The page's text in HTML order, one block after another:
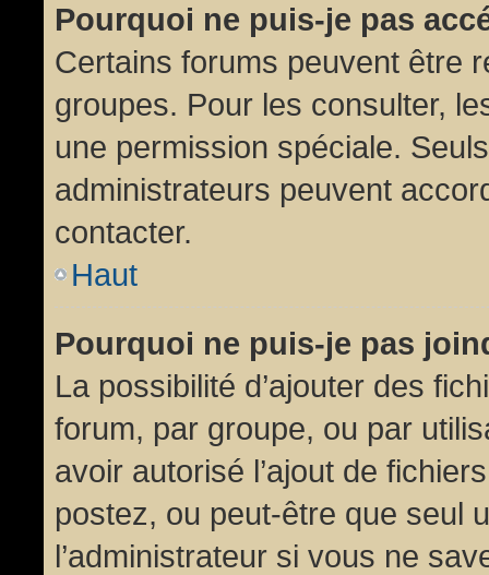
Pourquoi ne puis-je pas
Certains forums peuvent être
groupes. Pour les consulter,
une permission spéciale.
administrateurs peuvent
contacter.
Haut
Pourquoi ne puis-je pas
La possibilité d’ajouter des
forum, par groupe, ou par
avoir autorisé l’ajout de
postez, ou peut-être que seul
l’administrateur si vous ne